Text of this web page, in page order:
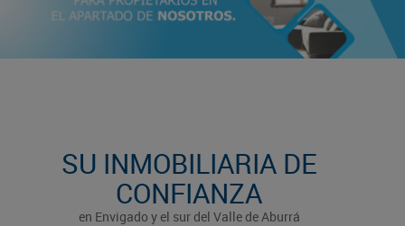
SU INMOBILIARIA DE
CONFIANZA
en Envigado y el sur del Valle de Aburrá